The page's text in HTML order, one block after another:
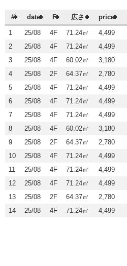
# date F 広さ price
1 25/08 4F 71.24㎡ 4,499
2 25/08 4F 71.24㎡ 4,499
3 25/08 4F 60.02㎡ 3,180
4 25/08 2F 64.37㎡ 2,780
5 25/08 4F 71.24㎡ 4,499
6 25/08 4F 71.24㎡ 4,499
7 25/08 4F 71.24㎡ 4,499
8 25/08 4F 60.02㎡ 3,180
9 25/08 2F 64.37㎡ 2,780
10 25/08 4F 71.24㎡ 4,499
11 25/08 4F 71.24㎡ 4,499
12 25/08 4F 71.24㎡ 4,499
13 25/08 2F 64.37㎡ 2,780
14 25/08 4F 71.24㎡ 4,499